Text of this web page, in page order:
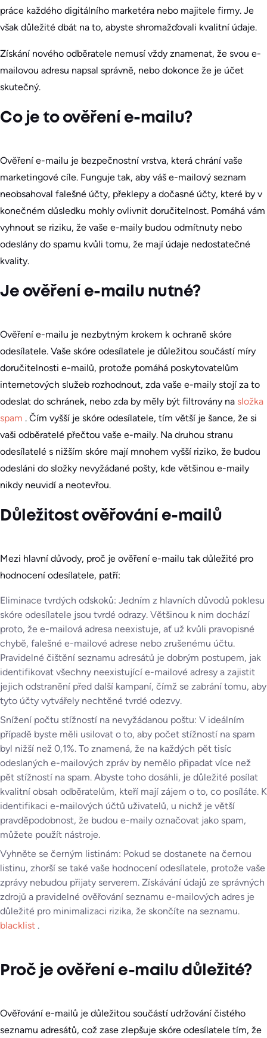
práce každého digitálního marketéra nebo majitele firmy. Je
však důležité dbát na to, abyste shromažďovali kvalitní údaje.
Získání nového odběratele nemusí vždy znamenat, že svou e-
mailovou adresu napsal správně, nebo dokonce že je účet
skutečný.
Co je to ověření e-mailu?
Ověření e-mailu je bezpečnostní vrstva, která chrání vaše
marketingové cíle. Funguje tak, aby váš e-mailový seznam
neobsahoval falešné účty, překlepy a dočasné účty, které by v
konečném důsledku mohly ovlivnit doručitelnost. Pomáhá vám
vyhnout se riziku, že vaše e-maily budou odmítnuty nebo
odeslány do spamu kvůli tomu, že mají údaje nedostatečné
kvality.
Je ověření e-mailu nutné?
Ověření e-mailu je nezbytným krokem k ochraně skóre
odesílatele. Vaše skóre odesílatele je důležitou součástí míry
doručitelnosti e-mailů, protože pomáhá poskytovatelům
internetových služeb rozhodnout, zda vaše e-maily stojí za to
odeslat do schránek, nebo zda by měly být filtrovány na složka
spam . Čím vyšší je skóre odesílatele, tím větší je šance, že si
vaši odběratelé přečtou vaše e-maily. Na druhou stranu
odesílatelé s nižším skóre mají mnohem vyšší riziko, že budou
odesláni do složky nevyžádané pošty, kde většinou e-maily
nikdy neuvidí a neotevřou.
Důležitost ověřování e-mailů
Mezi hlavní důvody, proč je ověření e-mailu tak důležité pro
hodnocení odesílatele, patří:
Eliminace tvrdých odskoků: Jedním z hlavních důvodů poklesu
skóre odesílatele jsou tvrdé odrazy. Většinou k nim dochází
proto, že e-mailová adresa neexistuje, ať už kvůli pravopisné
chybě, falešné e-mailové adrese nebo zrušenému účtu.
Pravidelné čištění seznamu adresátů je dobrým postupem, jak
identifikovat všechny neexistující e-mailové adresy a zajistit
jejich odstranění před další kampaní, čímž se zabrání tomu, aby
tyto účty vytvářely nechtěné tvrdé odezvy.
Snížení počtu stížností na nevyžádanou poštu: V ideálním
případě byste měli usilovat o to, aby počet stížností na spam
byl nižší než 0,1%. To znamená, že na každých pět tisíc
odeslaných e-mailových zpráv by nemělo připadat více než
pět stížností na spam. Abyste toho dosáhli, je důležité posílat
kvalitní obsah odběratelům, kteří mají zájem o to, co posíláte. K
identifikaci e-mailových účtů uživatelů, u nichž je větší
pravděpodobnost, že budou e-maily označovat jako spam,
můžete použít nástroje.
Vyhněte se černým listinám: Pokud se dostanete na černou
listinu, zhorší se také vaše hodnocení odesílatele, protože vaše
zprávy nebudou přijaty serverem. Získávání údajů ze správných
zdrojů a pravidelné ověřování seznamu e-mailových adres je
důležité pro minimalizaci rizika, že skončíte na seznamu.
blacklist .
Proč je ověření e-mailu důležité?
Ověřování e-mailů je důležitou součástí udržování čistého
seznamu adresátů, což zase zlepšuje skóre odesílatele tím, že